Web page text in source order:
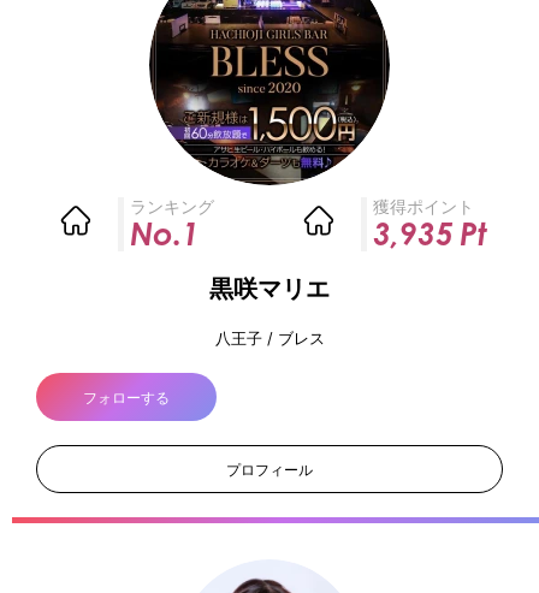
ランキング
No.1
獲得ポイント
3,935 Pt
黒咲マリエ
八王子 / ブレス
フォローする
プロフィール